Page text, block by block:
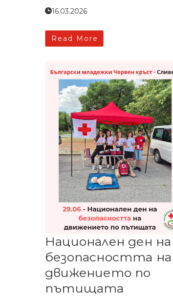
16.03.2026
Read More
Национален ден на
безопасността на
движението по
пътищата